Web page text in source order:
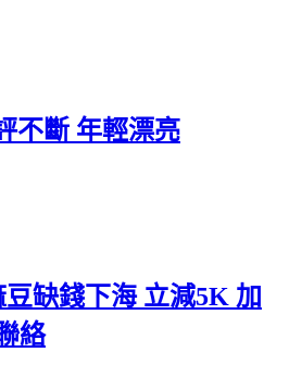
不斷 年輕漂亮
缺錢下海 立減5K 加
絡